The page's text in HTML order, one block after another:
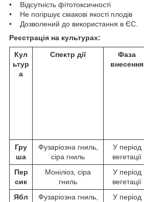
• Відсутність фітотоксичності
• Не погіршує смакові якості плодів
• Дозволений до використання в ЄС.
Реєстрація на культурах:
Кул
ьтур
а
Спектр дії
Фаза
внесення
Гру
ша
Фузаріозна гниль,
сіра гниль
У період
вегетації
Пер
сик
Моніліоз, сіра
гниль
У період
вегетації
Ябл
Фузаріозна гниль,
У період